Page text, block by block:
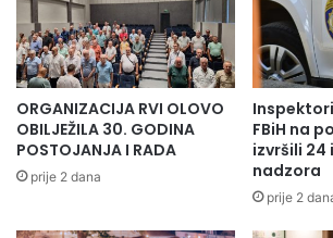
19:30 – 20:00-ČUNIŠTA – RESPECT
20:00 – 20:30-ZAMM MC UGARAK –
20:30 – 21:00-AUTO ŠKOLA START
21:00 – 21:30-SAJO DOO – ZAMM MC
ORGANIZACIJA RVI OLOVO
OBILJEŽILA 30. GODINA
POSTOJANJA I RADA
prije 2 dana
FBiH na
izvršili 24
nadzora
prije 2